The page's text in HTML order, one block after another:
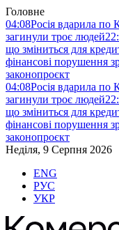
Головне
04:08Росія вдарила по
загинули троє людей
що зміниться для
фінансові порушення
законопроєкт
04:08Росія вдарила по
загинули троє людей
що зміниться для
фінансові порушення
законопроєкт
Неділя, 9 Серпня 2026
ENG
РУС
УКР